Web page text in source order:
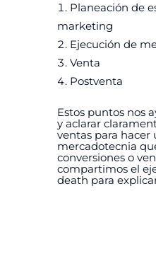
Planeación de
marketing
Ejecución de
Venta
Postventa
Estos puntos nos
y aclarar
ventas para hacer
mercadotecnia
conversiones o
compartimos el
death para